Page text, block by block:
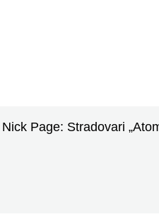
Page: Stradovari